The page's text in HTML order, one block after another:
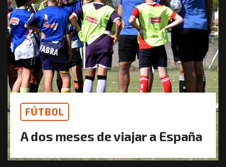
FÚTBOL
A dos meses de viajar a España